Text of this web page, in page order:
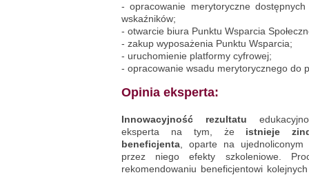
- opracowanie merytoryczne
wskaźników;
- otwarcie biura Punktu Wsparcia
- zakup wyposażenia Punktu Wsparcia;
- uruchomienie platformy cyfrowej;
- opracowanie wsadu merytorycznego do
Opinia eksperta:
Innowacyjność rezultatu
eksperta na tym, że istnieje
beneficjenta , oparte na
przez niego efekty szkoleniowe.
rekomendowaniu beneficjentowi